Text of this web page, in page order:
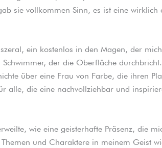
sie vollkommen Sinn, es ist eine wirklich
ein kostenlos in den Magen, der
der die Oberfläche
über eine Frau von Farbe, die ihren
alle, die eine nachvollziehbar und
wie eine geisterhafte Präsenz, die
Themen und Charaktere in meinem Geist